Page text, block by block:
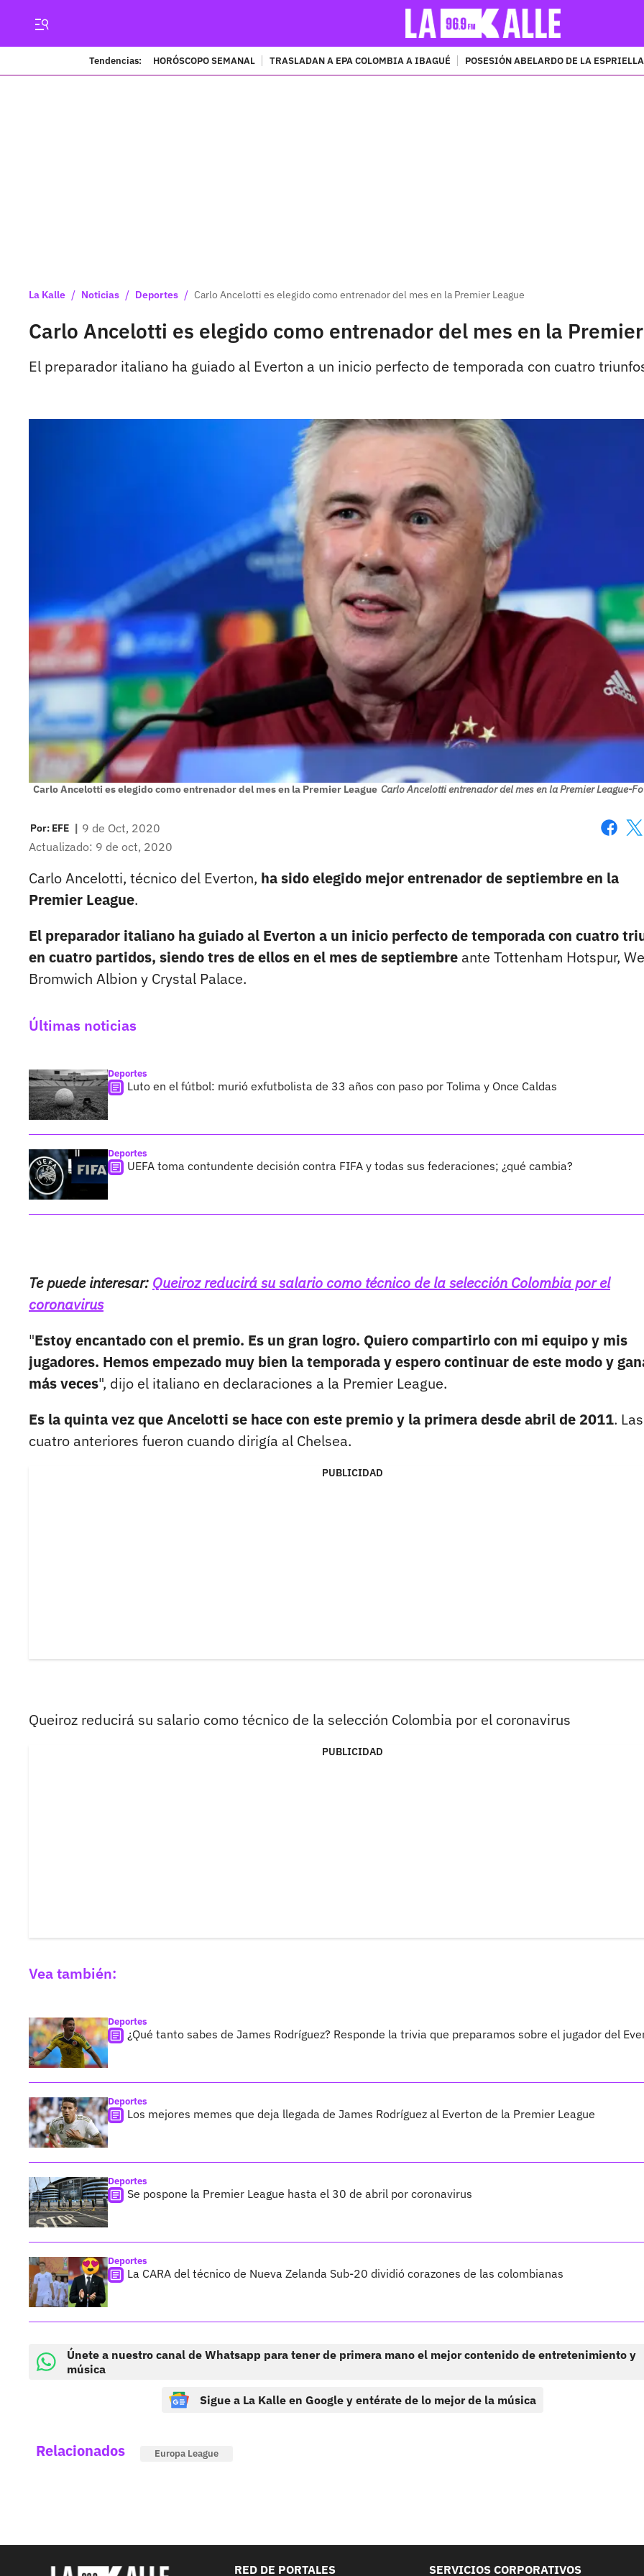
Tendencias: HORÓSCOPO SEMANAL TRASLADAN A EPA COLOMBIA A IBAGUÉ POSESIÓN ABELARDO DE LA ESPRIELLA
La Kalle / Noticias / Deportes / Carlo Ancelotti es elegido como entrenador del mes en la Premier League
Carlo Ancelotti es elegido como entrenador del mes en la
El preparador italiano ha guiado al Everton a un inicio perfecto de temporada con cuatro
Carlo Ancelotti es elegido como entrenador del mes en la Premier League Carlo Ancelotti entrenador del mes en la Premier League-
Por: EFE | 9 de Oct, 2020
Actualizado: 9 de oct, 2020
Carlo Ancelotti, técnico del Everton, ha sido elegido mejor entrenador de septiembre en la
Premier League.
El preparador italiano ha guiado al Everton a un inicio perfecto de temporada con cuatro
en cuatro partidos, siendo tres de ellos en el mes de septiembre ante Tottenham Hotspur,
Bromwich Albion y Crystal Palace.
Últimas noticias
Deportes
Luto en el fútbol: murió exfutbolista de 33 años con paso por Tolima y Once Caldas
Deportes
UEFA toma contundente decisión contra FIFA y todas sus federaciones; ¿qué cambia?
Te puede interesar: Queiroz reducirá su salario como técnico de la selección Colombia por el
coronavirus
"Estoy encantado con el premio. Es un gran logro. Quiero compartirlo con mi equipo y mis
jugadores. Hemos empezado muy bien la temporada y espero continuar de este modo y
más veces", dijo el italiano en declaraciones a la Premier League.
Es la quinta vez que Ancelotti se hace con este premio y la primera desde abril de 2011. Las
cuatro anteriores fueron cuando dirigía al Chelsea.
PUBLICIDAD
Queiroz reducirá su salario como técnico de la selección Colombia por el coronavirus
PUBLICIDAD
Vea también:
Deportes
¿Qué tanto sabes de James Rodríguez? Responde la trivia que preparamos sobre el jugador del
Deportes
Los mejores memes que deja llegada de James Rodríguez al Everton de la Premier League
Deportes
Se pospone la Premier League hasta el 30 de abril por coronavirus
Deportes
La CARA del técnico de Nueva Zelanda Sub-20 dividió corazones de las colombianas
Únete a nuestro canal de Whatsapp para tener de primera mano el mejor contenido de entretenimiento y
música
Sigue a La Kalle en Google y entérate de lo mejor de la música
Relacionados Europa League
RED DE PORTALES SERVICIOS CORPORATIVOS